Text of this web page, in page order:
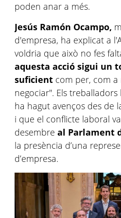
poden anar a més.
Jesús Ramón Ocampo,
d'empresa, ha explicat a
voldria que això no fes
aquesta acció sigui un
suficient com per, com a
negociar". Els
ha hagut avenços des de
i que el conflicte laboral
desembre al Parlament
la presència d’una
d’empresa.